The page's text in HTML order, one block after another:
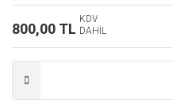
800,00 TL
KDV
DAHİL